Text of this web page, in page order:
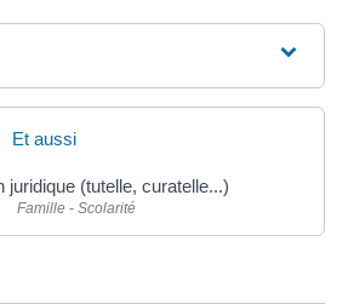
Et aussi
juridique (tutelle, curatelle...)
Famille - Scolarité